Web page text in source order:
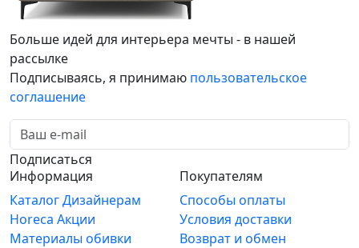
Больше идей для интерьера мечты - в нашей
рассылке
Подписываясь, я принимаю пользовательское
соглашение
Подписаться
Информация
КаталогДизайнерам
Horeca Акции
Материалы обивки
Покупателям
Способы оплаты
Условия доставки
Возврат и обмен